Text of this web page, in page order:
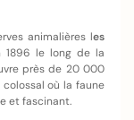
animalières les
1896 le long de la
près de 20 000
où la faune
et fascinant.